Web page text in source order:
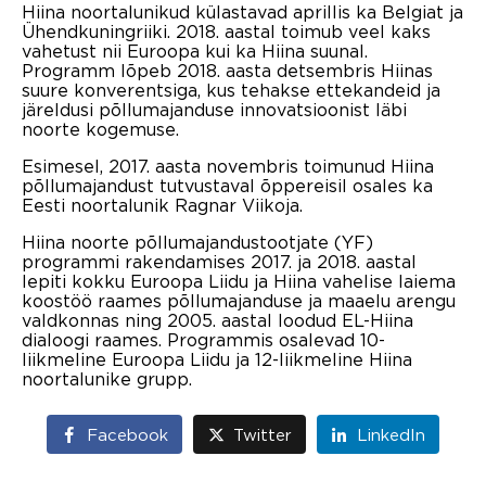
Hiina noortalunikud külastavad aprillis ka Belgiat ja
Ühendkuningriiki. 2018. aastal toimub veel kaks
vahetust nii Euroopa kui ka Hiina suunal.
Programm lõpeb 2018. aasta detsembris Hiinas
suure konverentsiga, kus tehakse ettekandeid ja
järeldusi põllumajanduse innovatsioonist läbi
noorte kogemuse.
Esimesel, 2017. aasta novembris toimunud Hiina
põllumajandust tutvustaval õppereisil osales ka
Eesti noortalunik Ragnar Viikoja.
Hiina noorte põllumajandustootjate (YF)
programmi rakendamises 2017. ja 2018. aastal
lepiti kokku Euroopa Liidu ja Hiina vahelise laiema
koostöö raames põllumajanduse ja maaelu arengu
valdkonnas ning 2005. aastal loodud EL-Hiina
dialoogi raames. Programmis osalevad 10-
liikmeline Euroopa Liidu ja 12-liikmeline Hiina
noortalunike grupp.
Facebook Twitter LinkedIn